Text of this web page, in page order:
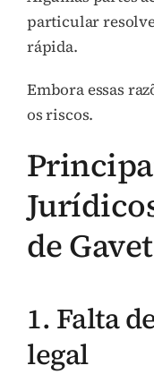
particular
rápida.
Embora essas
os riscos.
de
1. Falta
legal